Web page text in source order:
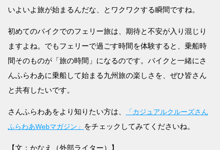
いよいよ旅が始まるんだな、とワクワクする瞬間ですね。
初めてのバイクでのフェリー旅は、期待と不安が入り混じり
ますよね。でもフェリーで過ごす時間を体験すると、乗船時
間そのものが「旅の時間」になるのです。バイクと一緒にさ
んふらわあに乗船して始まる九州旅の楽しさを、ぜひ皆さん
と共有したいです。
さんふらわあをより知りたい方は、
「カジュアルクルーズさん
ふらわあWebマガジン」
をチェックしてみてくださいね。
【文：かなえ（外部ライター）】